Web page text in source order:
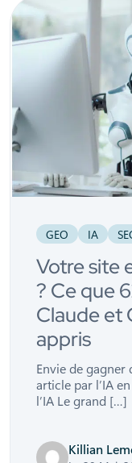
GEO IA
Votre site
? Ce que
Claude et
appris
Envie de gagner
article par l’IA
l’IA Le grand […]
Killian